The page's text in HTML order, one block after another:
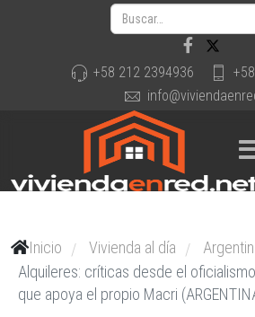
+58 212 2394936
Inicio / Vivienda al día /
Alquileres: críticas desde el
que apoya el propio Macri